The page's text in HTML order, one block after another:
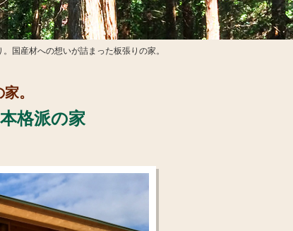
国産材への想いが詰まった板張りの家。
。
格派の家